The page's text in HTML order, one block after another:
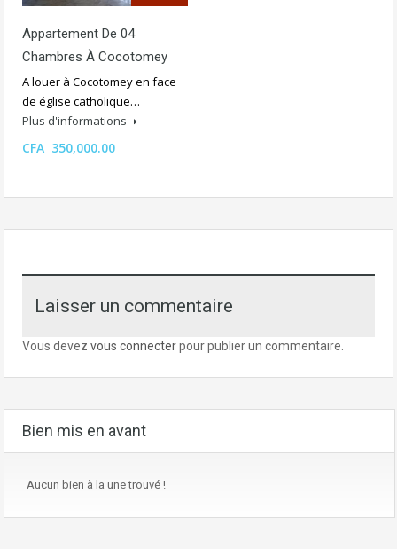
Appartement De 04
Chambres À Cocotomey
A louer à Cocotomey en face
de église catholique…
Plus d'informations
CFA 350,000.00
Laisser un commentaire
Vous devez vous connecterpour publier un commentaire.
Bien mis en avant
Aucun bien à la une trouvé !